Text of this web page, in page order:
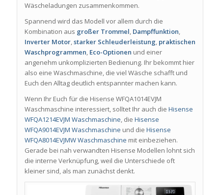
Wäscheladungen zusammenkommen.
Spannend wird das Modell vor allem durch die
Kombination aus großer Trommel, Dampffunktion,
Inverter Motor,starker Schleuderleistung, praktischen
Waschprogrammen, Eco-Optionen und einer
angenehm unkomplizierten Bedienung. Ihr bekommt hier
also eine Waschmaschine, die viel Wäsche schafft und
Euch den Alltag deutlich entspannter machen kann.
Wenn Ihr Euch für die Hisense WFQA1014EVJM
Waschmaschine interessiert, solltet Ihr auch die Hisense
WFQA1214EVJM Waschmaschine, die Hisense
WFQA9014EVJM Waschmaschine und die Hisense
WFQA8014EVJMW Waschmaschine mit einbeziehen.
Gerade bei nah verwandten Hisense Modellen lohnt sich
die interne Verknüpfung, weil die Unterschiede oft
kleiner sind, als man zunächst denkt.